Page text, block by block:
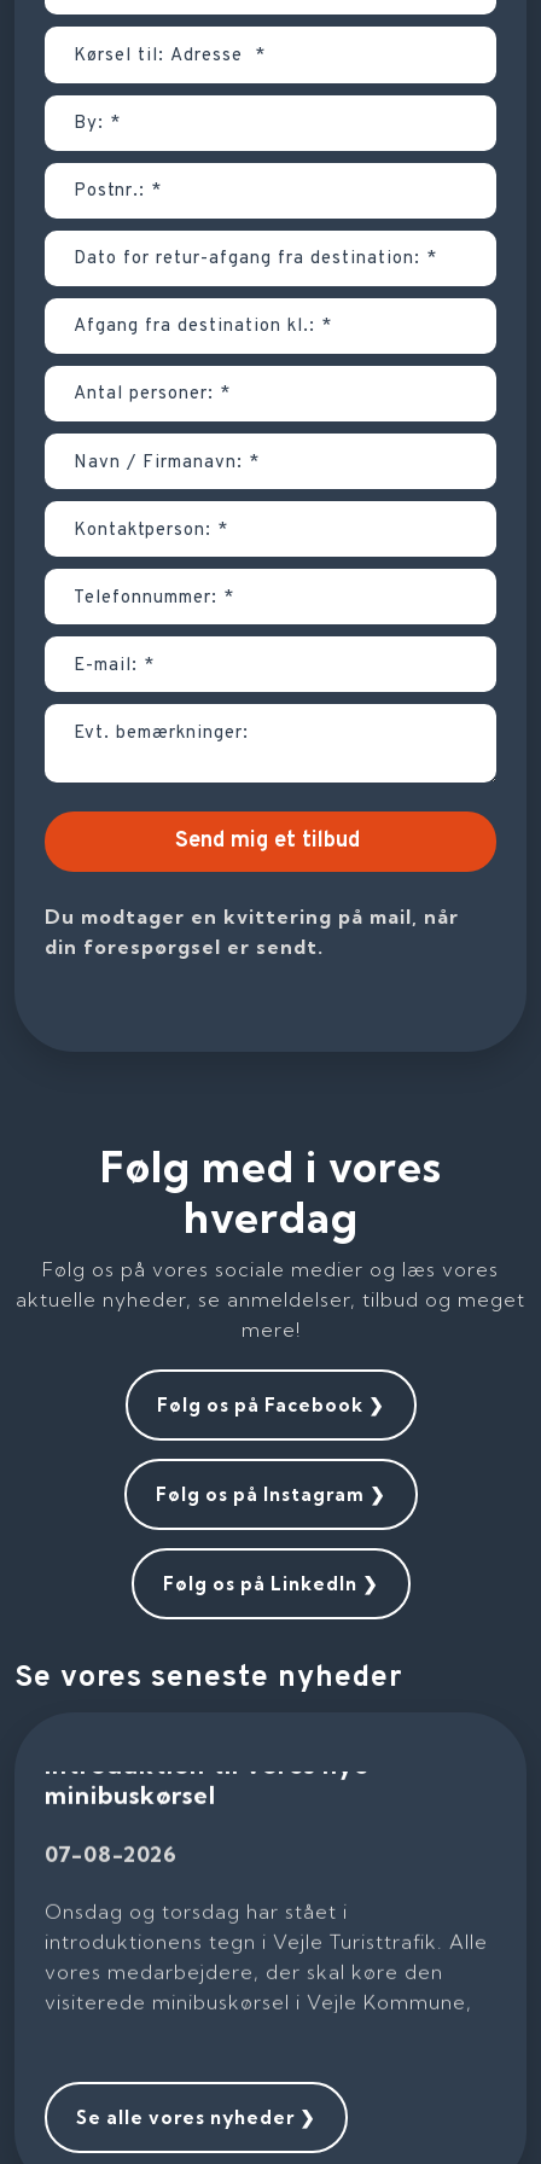
Du modtager en kvittering på mail, når
din forespørgsel er sendt.​
Følg med i vores
hverdag
Følg os på vores sociale medier og læs vores
aktuelle nyheder, se anmeldelser, tilbud og meget
mere!
​Følg os på Facebook ❯
​Følg os på Instagram ❯
​Følg os på LinkedIn ❯
Se vores seneste nyheder​
minibuskørsel
introduktionens tegn i Vejle Turisttrafik. Alle
vores medarbejdere, der skal køre den
visiterede minibuskørsel i Vejle Kommune,
har fået en grundig indførsel i vores nye el-
været mulighed for at prøvekøre ruter og
besøge skoler, så alt er klar til skolestart på
tirsdag den 11. august 2026.
Se alle vores nyheder ​❯